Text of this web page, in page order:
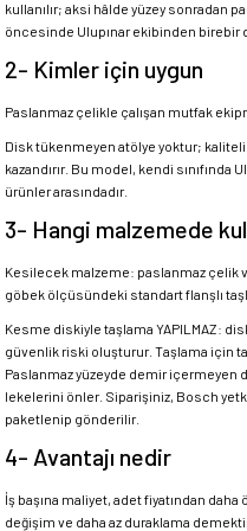
kullanılır; aksi hâlde yüzey sonradan
öncesinde Ulupınar ekibinden birebir
2- Kimler için uygun
Paslanmaz çelikle çalışan mutfak
Disk tükenmeyen atölye yoktur; kaliteli
kazandırır. Bu model, kendi
ürünler arasındadır.
3- Hangi malzemede
Kesilecek malzeme: paslanmaz çelik
göbek ölçüsündeki standart flanşlı
Kesme diskiyle taşlama YAPILMAZ:
güvenlik riski oluşturur. Taşlama için
Paslanmaz yüzeyde demir içermeyen
lekelerini önler. Siparişiniz, Bosch
paketlenip gönderilir.
4- Avantajı nedir
İş başına maliyet, adet fiyatından
değişim ve daha az duraklama